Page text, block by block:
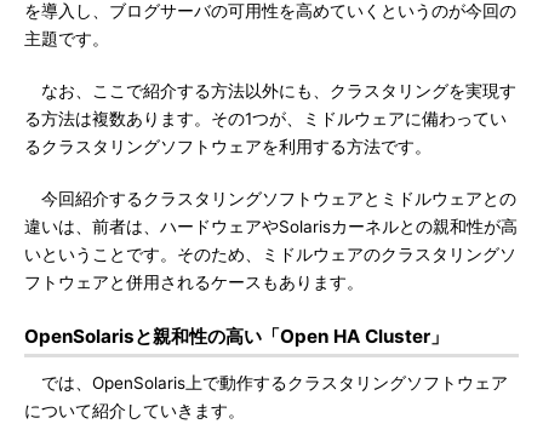
を導入し、ブログサーバの可用性を高めていくというのが今回の
主題です。
なお、ここで紹介する方法以外にも、クラスタリングを実現す
る方法は複数あります。その1つが、ミドルウェアに備わってい
るクラスタリングソフトウェアを利用する方法です。
今回紹介するクラスタリングソフトウェアとミドルウェアとの
違いは、前者は、ハードウェアやSolarisカーネルとの親和性が高
いということです。そのため、ミドルウェアのクラスタリングソ
フトウェアと併用されるケースもあります。
OpenSolarisと親和性の高い「Open HA Cluster」
では、OpenSolaris上で動作するクラスタリングソフトウェア
について紹介していきます。